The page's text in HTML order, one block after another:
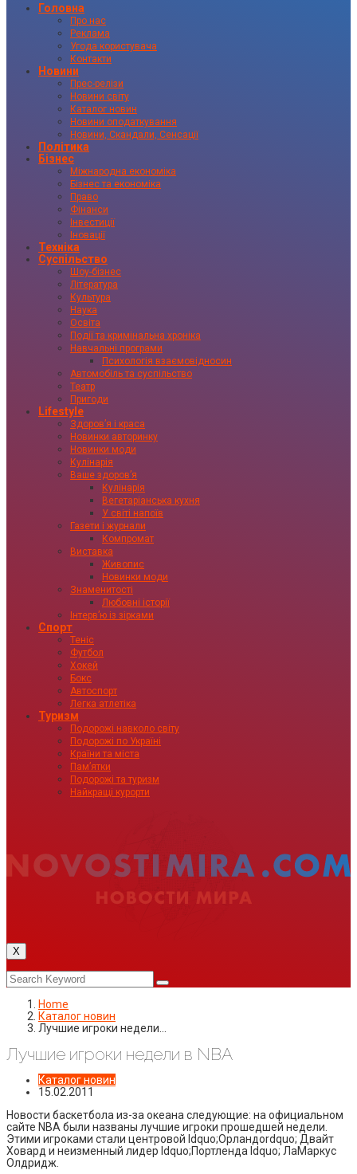
Головна
Про нас
Реклама
Угода користувача
Контакти
Новини
Прес-релізи
Новини світу
Каталог новин
Новини оподаткування
Новини, Скандали, Сенсації
Політика
Бізнес
Міжнародна економіка
Бізнес та економіка
Право
Фінанси
Інвестиції
Іновації
Техніка
Суспільство
Шоу-бізнес
Література
Культура
Наука
Освіта
Події та кримінальна хроніка
Навчальні програми
Психологія взаємовідносин
Автомобіль та суспільство
Театр
Пригоди
Lifestyle
Здоровʼя і краса
Новинки авторинку
Новинки моди
Кулінарія
Ваше здоровʼя
Кулінарія
Вегетаріанська кухня
У світі напоїв
Газети і журнали
Компромат
Виставка
Живопис
Новинки моди
Знаменитості
Любовні історії
Інтервʼю із зірками
Спорт
Теніс
Футбол
Хокей
Бокс
Автоспорт
Легка атлетіка
Туризм
Подорожі навколо світу
Подорожі по Україні
Країни та міста
Пам’ятки
Подорожі та туризм
Найкращі курорти
X
Home
Каталог новин
Лучшие игроки недели…
Лучшие игроки недели в NBA
Каталог новин
15.02.2011
Новости баскетбола из-за океана следующие: на официальном
сайте NBA были названы лучшие игроки прошедшей недели.
Этими игроками стали центровой ldquo;Орландоrdquo; Двайт
Ховард и неизменный лидер ldquo;Портленда ldquo; ЛаМаркус
Олдридж.